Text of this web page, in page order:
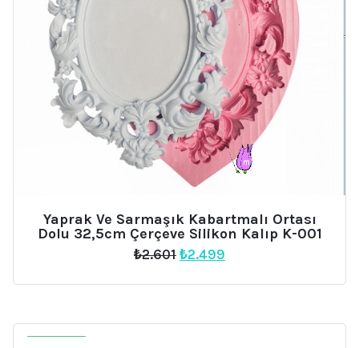
Yaprak Ve Sarmaşık Kabartmalı Ortası
Dolu 32,5cm Çerçeve Silikon Kalıp K-001
₺2.601 Orijinal
₺2.601.
₺2.499
fiyat: